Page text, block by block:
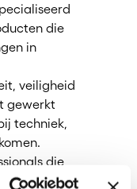
die
in
veiligheid
gewerkt
techniek,
die
naar het